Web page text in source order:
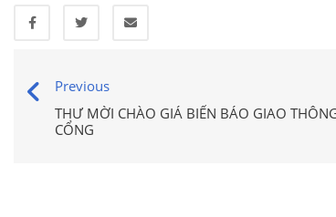
Previous
THƯ MỜI CHÀO GIÁ BIỂN BÁO GIAO
CỔNG